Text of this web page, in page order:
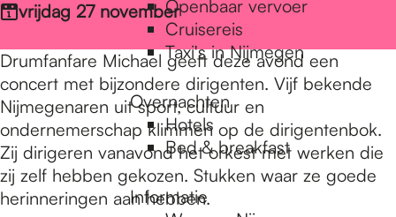
Openbaar vervoer
Cruisereis
Taxi's in Nijmegen
Overnachten
Hotels
Bed & breakfast
Informatie
vrijdag 27 november
Drumfanfare Michael geeft deze avond een
concert met bijzondere dirigenten. Vijf bekende
Nijmegenaren uit sport, cultuur en
ondernemerschap klimmen op de dirigentenbok.
Zij dirigeren vanavond het orkest met werken die
zij zelf hebben gekozen. Stukken waar ze goede
herinneringen aan hebben.